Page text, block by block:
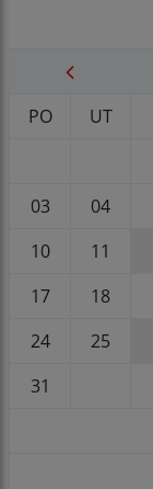
PO
UT
03
04
10
11
17
18
24
25
31